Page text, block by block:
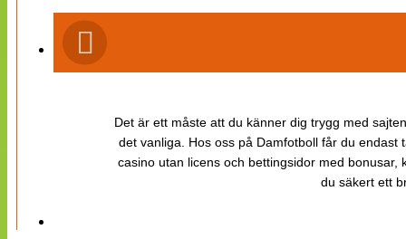
Det är ett måste att du känner dig trygg med
det vanliga. Hos oss på Damfotboll får du
casino utan licens och bettingsidor med
du säkert ett